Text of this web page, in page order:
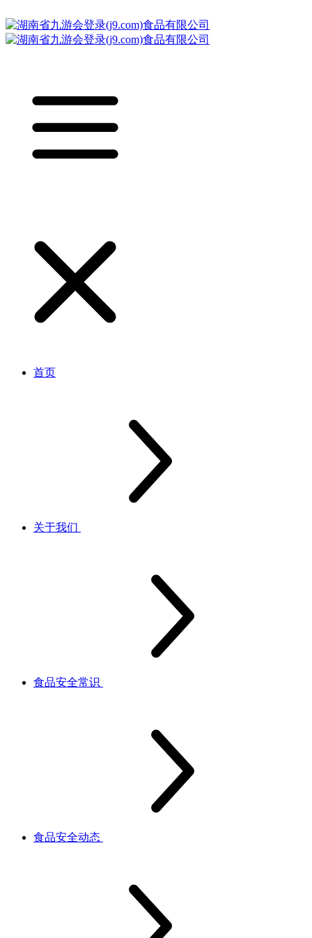
首页
关于我们
食品安全常识
食品安全动态